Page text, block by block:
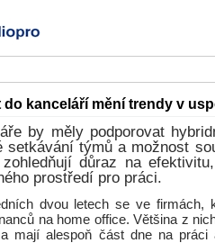
do kanceláří mění trendy v
by měly podporovat
setkávání týmů a možnost
důraz na
prostředí pro práci.
dvou letech se ve firmách,
na home office. Většina z
mají alespoň část dne na